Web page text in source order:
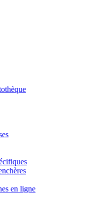
en ligne